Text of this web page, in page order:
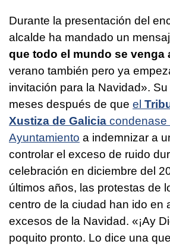
Durante la presentación del
alcalde ha mandado un
que todo el mundo se venga
verano también pero ya
invitación para la Navidad».
meses después de que el
Xustiza de Galicia condenase
Ayuntamiento a indemnizar a
controlar el exceso de ruido
celebración en diciembre del
últimos años, las protestas de
centro de la ciudad han ido en
excesos de la Navidad. «¡Ay
poquito pronto. Lo dice una